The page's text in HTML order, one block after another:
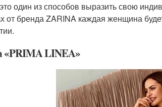
один из способов выразить свою
от бренда ZARINA каждая женщина
«PRIMA LINEA»